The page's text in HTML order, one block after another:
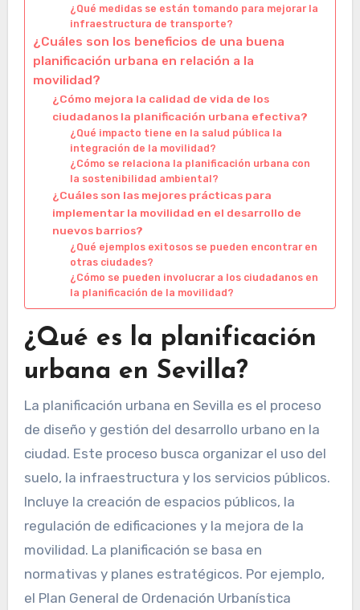
¿Qué medidas se están tomando para mejorar la
infraestructura de transporte?
¿Cuáles son los beneficios de una buena
planificación urbana en relación a la
movilidad?
¿Cómo mejora la calidad de vida de los
ciudadanos la planificación urbana efectiva?
¿Qué impacto tiene en la salud pública la
integración de la movilidad?
¿Cómo se relaciona la planificación urbana con
la sostenibilidad ambiental?
¿Cuáles son las mejores prácticas para
implementar la movilidad en el desarrollo de
nuevos barrios?
¿Qué ejemplos exitosos se pueden encontrar en
otras ciudades?
¿Cómo se pueden involucrar a los ciudadanos en
la planificación de la movilidad?
¿Qué es la planificación
urbana en Sevilla?
La planificación urbana en Sevilla es el proceso
de diseño y gestión del desarrollo urbano en la
ciudad. Este proceso busca organizar el uso del
suelo, la infraestructura y los servicios públicos.
Incluye la creación de espacios públicos, la
regulación de edificaciones y la mejora de la
movilidad. La planificación se basa en
normativas y planes estratégicos. Por ejemplo,
el Plan General de Ordenación Urbanística